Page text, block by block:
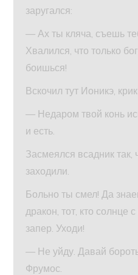
заругался:
— Ах ты кляча, съешь
Хвалился, что только
боишься!
Вскочил тут Ионикэ,
— Недаром твой конь
и есть.
Засмеялся всадник так,
заходили.
Больно ты смел! Да
дракон, тот, кто солнце
запер. Уходи!
— Не уйду. Давай
Фрумос.